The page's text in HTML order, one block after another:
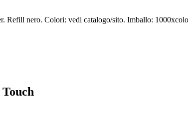
Refill nero. Colori: vedi catalogo/sito. Imballo: